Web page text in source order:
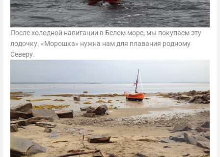
После холодной навигации в Белом море, мы покупаем эту
лодочку. «Морошка» нужна нам для плавания родному
Северу.